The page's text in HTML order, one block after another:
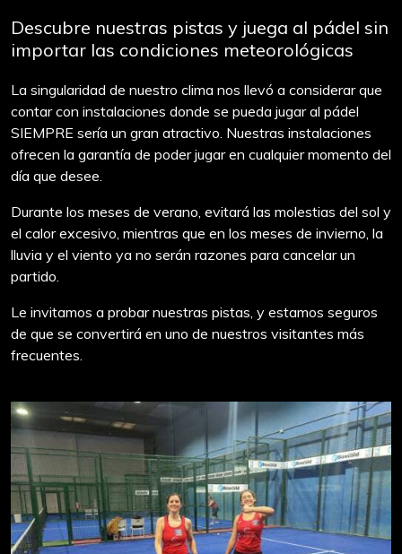
Descubre nuestras pistas y juega al pádel sin
importar las condiciones meteorológicas
La singularidad de nuestro clima nos llevó a considerar que
contar con instalaciones donde se pueda jugar al pádel
SIEMPRE sería un gran atractivo. Nuestras instalaciones
ofrecen la garantía de poder jugar en cualquier momento del
día que desee.
Durante los meses de verano, evitará las molestias del sol y
el calor excesivo, mientras que en los meses de invierno, la
lluvia y el viento ya no serán razones para cancelar un
partido.
Le invitamos a probar nuestras pistas, y estamos seguros
de que se convertirá en uno de nuestros visitantes más
frecuentes.